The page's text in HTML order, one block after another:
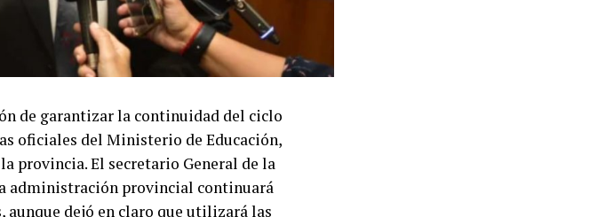
la movilización y llamó a confluir con
unificada. Desde la organización
hasta nuevo aviso.
la calle Azopardo. Allí participaron los
Sola, Cristian Jerónimo y Octavio
la CTA Autónoma, Hugo Godoy, y de la
de garantizar la continuidad del ciclo
oficiales del Ministerio de Educación,
provincia. El secretario General de la
administración provincial continuará
dejó en claro que utilizará las